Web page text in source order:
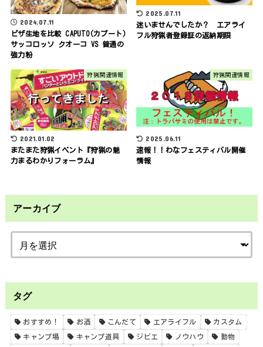
2024.07.11
ピザ生地を比較 CAPUTO(カプート)
サッコロッソ クオーコ VS 普通の
強力粉
2025.07.11
迷いませんでしたか？ エアライ
フル狩猟者登録証の返納期限
狩猟関連情報
2021.01.02
またまた狩猟イベント『狩猟の魅
力まるわかりフォーラム』
狩猟関連情報
2025.06.11
速報！！わなフェスティバル開催
情報
アーカイブ
タグ
おすすめ！ お酒 こんだて エアライフル カスタム
キャンプ場 キャンプ道具 ジビエ ノウハウ 動物